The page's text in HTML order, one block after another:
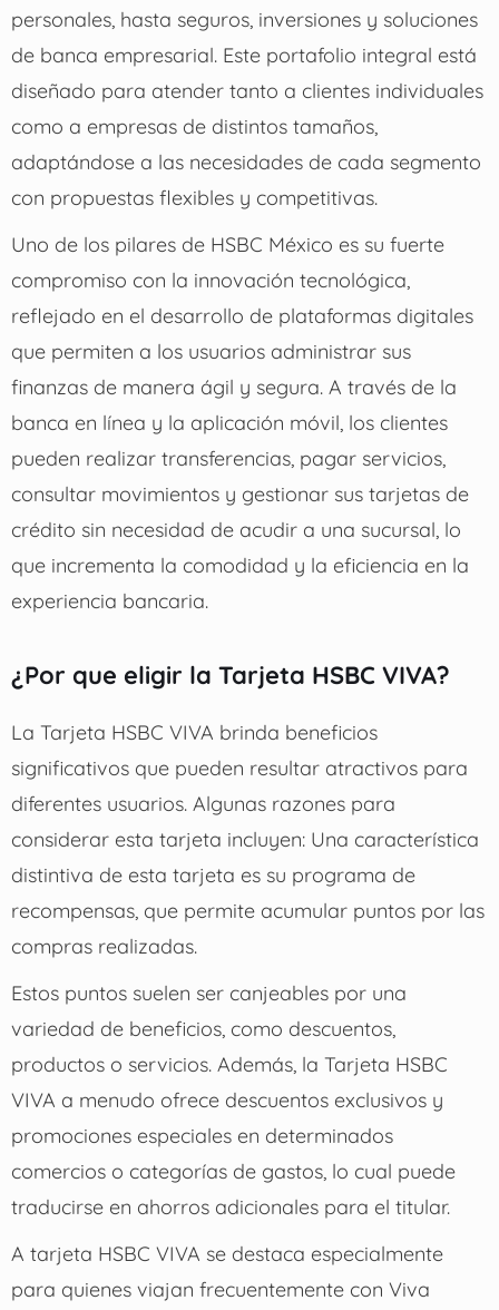
personales, hasta seguros, inversiones y soluciones
de banca empresarial. Este portafolio integral está
diseñado para atender tanto a clientes individuales
como a empresas de distintos tamaños,
adaptándose a las necesidades de cada segmento
con propuestas flexibles y competitivas.
Uno de los pilares de HSBC México es su fuerte
compromiso con la innovación tecnológica,
reflejado en el desarrollo de plataformas digitales
que permiten a los usuarios administrar sus
finanzas de manera ágil y segura. A través de la
banca en línea y la aplicación móvil, los clientes
pueden realizar transferencias, pagar servicios,
consultar movimientos y gestionar sus tarjetas de
crédito sin necesidad de acudir a una sucursal, lo
que incrementa la comodidad y la eficiencia en la
experiencia bancaria.
¿Por que eligir la Tarjeta HSBC VIVA?
La Tarjeta HSBC VIVA brinda beneficios
significativos que pueden resultar atractivos para
diferentes usuarios. Algunas razones para
considerar esta tarjeta incluyen: Una característica
distintiva de esta tarjeta es su programa de
recompensas, que permite acumular puntos por las
compras realizadas.
Estos puntos suelen ser canjeables por una
variedad de beneficios, como descuentos,
productos o servicios. Además, la Tarjeta HSBC
VIVA a menudo ofrece descuentos exclusivos y
promociones especiales en determinados
comercios o categorías de gastos, lo cual puede
traducirse en ahorros adicionales para el titular.
A tarjeta HSBC VIVA se destaca especialmente
para quienes viajan frecuentemente con Viva